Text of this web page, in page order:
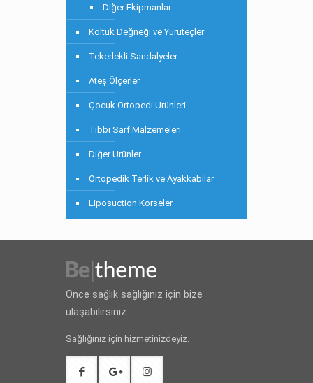
Diğer Ekipmanlar
Koltuk Değneği ve Yürüteçler
Tekerlekli Sandalyeler
Ateş Ölçerler
Çocuk Ortopedi Ürünleri
Tıbbi Sarf Malzemeleri
Diğer Ürünler
Ortopedik Terlik ve Ayakkabılar
Liposuction Korseler
Önce sağlık sağlığınız için bize
ulaşabilirsiniz.
Sağlığınız için hizmetinizdeyiz.